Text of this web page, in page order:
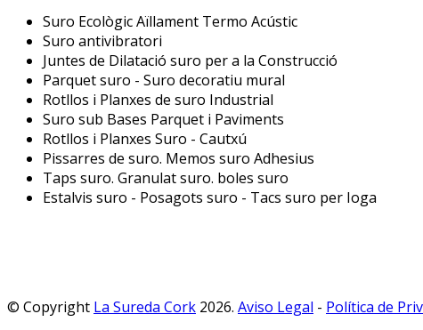
Suro Ecològic Aïllament Termo Acústic
Suro antivibratori
Juntes de Dilatació suro per a la Construcció
Parquet suro - Suro decoratiu mural
Rotllos i Planxes de suro Industrial
Suro sub Bases Parquet i Paviments
Rotllos i Planxes Suro - Cautxú
Pissarres de suro. Memos suro Adhesius
Taps suro. Granulat suro. boles suro
Estalvis suro - Posagots suro - Tacs suro per Ioga
© Copyright La Sureda Cork 2026. Aviso Legal - Política de